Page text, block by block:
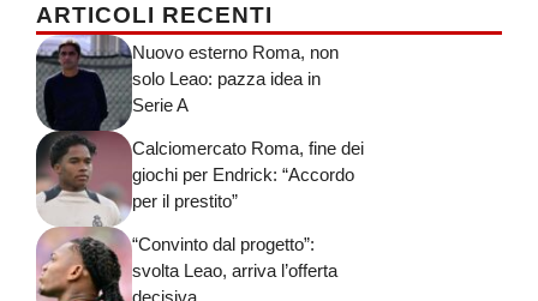
ARTICOLI RECENTI
Nuovo esterno Roma, non
solo Leao: pazza idea in
Serie A
Calciomercato Roma, fine dei
giochi per Endrick: “Accordo
per il prestito”
“Convinto dal progetto”:
svolta Leao, arriva l’offerta